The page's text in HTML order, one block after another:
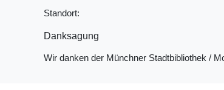
Standort:
Danksagung
Wir danken der Münchner Stadtbibliothek /